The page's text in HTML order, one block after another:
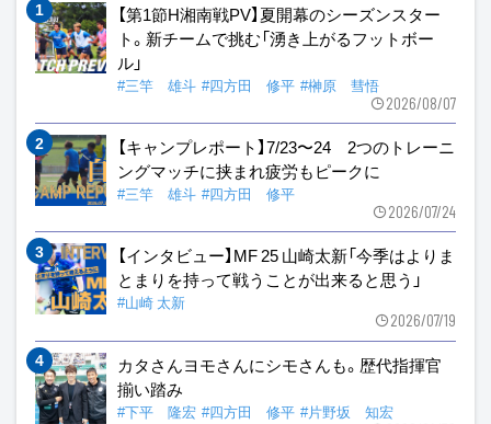
【第1節H湘南戦PV】夏開幕のシーズンスター
ト。新チームで挑む「湧き上がるフットボー
ル」
#三竿 雄斗 #四方田 修平 #榊原 彗悟
2026/08/07
【キャンプレポート】7/23〜24 2つのトレーニ
ングマッチに挟まれ疲労もピークに
#三竿 雄斗 #四方田 修平
2026/07/24
【インタビュー】MF 25 山崎太新「今季はよりま
とまりを持って戦うことが出来ると思う」
#山崎 太新
2026/07/19
カタさんヨモさんにシモさんも。歴代指揮官
揃い踏み
#下平 隆宏 #四方田 修平 #片野坂 知宏